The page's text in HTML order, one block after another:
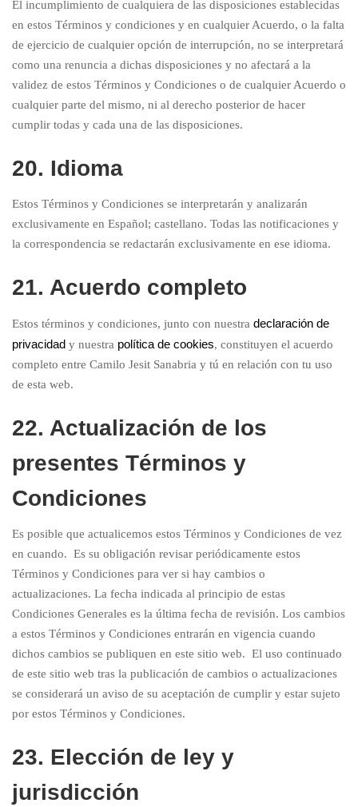
El incumplimiento de cualquiera de las disposiciones establecidas
en estos Términos y condiciones y en cualquier Acuerdo, o la falta
de ejercicio de cualquier opción de interrupción, no se interpretará
como una renuncia a dichas disposiciones y no afectará a la
validez de estos Términos y Condiciones o de cualquier Acuerdo o
cualquier parte del mismo, ni al derecho posterior de hacer
cumplir todas y cada una de las disposiciones.
20. Idioma
Estos Términos y Condiciones se interpretarán y analizarán
exclusivamente en Español; castellano. Todas las notificaciones y
la correspondencia se redactarán exclusivamente en ese idioma.
21. Acuerdo completo
Estos términos y condiciones, junto con nuestra declaración de
privacidad y nuestra política de cookies, constituyen el acuerdo
completo entre Camilo Jesit Sanabria y tú en relación con tu uso
de esta web.
22. Actualización de los
presentes Términos y
Condiciones
Es posible que actualicemos estos Términos y Condiciones de vez
en cuando. Es su obligación revisar periódicamente estos
Términos y Condiciones para ver si hay cambios o
actualizaciones. La fecha indicada al principio de estas
Condiciones Generales es la última fecha de revisión. Los cambios
a estos Términos y Condiciones entrarán en vigencia cuando
dichos cambios se publiquen en este sitio web. El uso continuado
de este sitio web tras la publicación de cambios o actualizaciones
se considerará un aviso de su aceptación de cumplir y estar sujeto
por estos Términos y Condiciones.
23. Elección de ley y
jurisdicción